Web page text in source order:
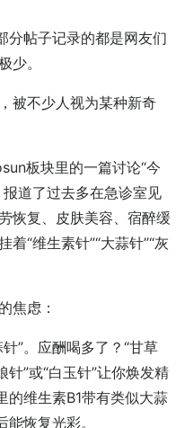
分帖子记录的都是网友们
少。
被不少人视为某种新奇
板块里的一篇讨论“今
道了过去多在急诊室见
恢复、皮肤美容、宿醉缓
“维生素针”“大蒜针”“灰
焦虑：
”。应酬喝多了？“甘草
针”或“白玉针”让你焕发精
的维生素B1带有类似大蒜
恢复光彩。